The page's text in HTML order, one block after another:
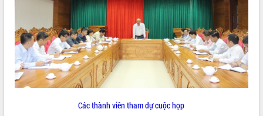
VĂN BẢN HĐND TỈNH
ĐIỂM TIN VĂN BẢN
QUY HOẠCH - KẾ HOẠCH
Các thành viên tham dự cuộc họp